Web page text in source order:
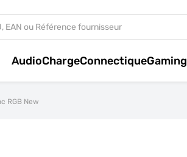
le magasin...
AudioChargeConnectiqueGaming
RGB New